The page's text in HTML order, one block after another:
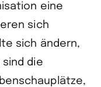
eine
sich
sich ändern,
sind die